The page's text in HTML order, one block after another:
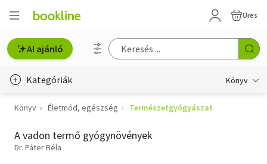
Üres
AI ajánló
Kategóriák Könyv
Életmód, egészség
Erotika
Könyv Életmód, egészség Természetgyógyászat
A vadon termő gyógynövények
Dr. Páter Béla